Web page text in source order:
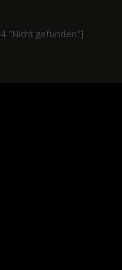
"Nicht gefunden"]